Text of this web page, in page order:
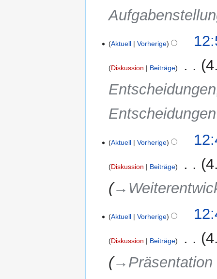
Aktuell Vorherige
Diskussion Beiträge
Aktuell Vorherige
Diskussion Beiträge
Aktuell Vorherige
Diskussion Beiträge
→‎Präsentation